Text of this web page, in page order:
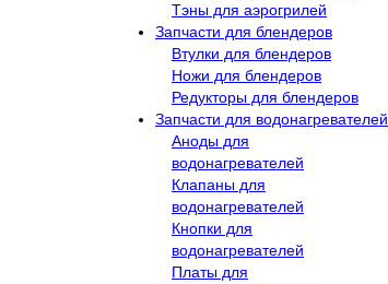
Тэны для аэрогрилей
Запчасти для блендеров
Втулки для блендеров
Ножи для блендеров
Редукторы для блендеров
Запчасти для водонагревателей
Аноды для
водонагревателей
Клапаны для
водонагревателей
Кнопки для
водонагревателей
Платы для